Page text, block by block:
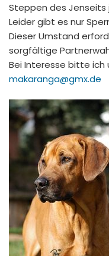
Steppen des Jenseits
Leider gibt es nur
Dieser Umstand
sorgfältige
Bei Interesse bitte
makaranga@gmx.de